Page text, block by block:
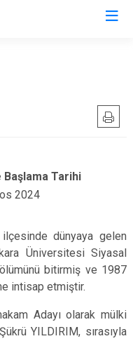
Başlama Tarihi
2024
dünyaya gelen
Üniversitesi Siyasal
bitirmiş ve 1987
intisap etmiştir.
Adayı olarak mülki
YILDIRIM, sırasıyla